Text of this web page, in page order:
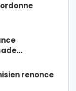
renonce